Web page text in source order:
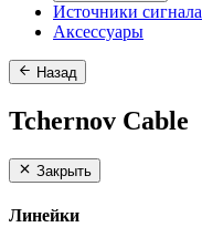
Источники сигнала
Аксессуары
Назад
Tchernov Cable
Закрыть
Линейки